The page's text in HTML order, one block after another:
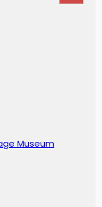
Museum